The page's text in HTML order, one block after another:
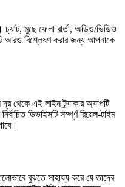
মুছে ফেলা বার্তা, অডিও/ভিডিও
আরও বিশ্লেষণ করার জন্য আপনাকে
থেকে এই লাইন ট্র্যাকার অ্যাপটি
ডিভাইসটি সম্পূর্ণ রিয়েল-টাইম
বুঝতে সাহায্য করে যে তাদের